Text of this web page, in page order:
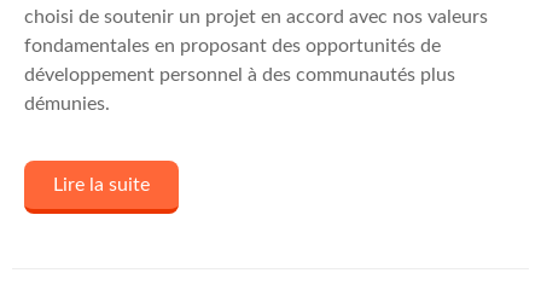
choisi de soutenir un projet en accord avec nos valeurs
fondamentales en proposant des opportunités de
développement personnel à des communautés plus
démunies.
Lire la suite